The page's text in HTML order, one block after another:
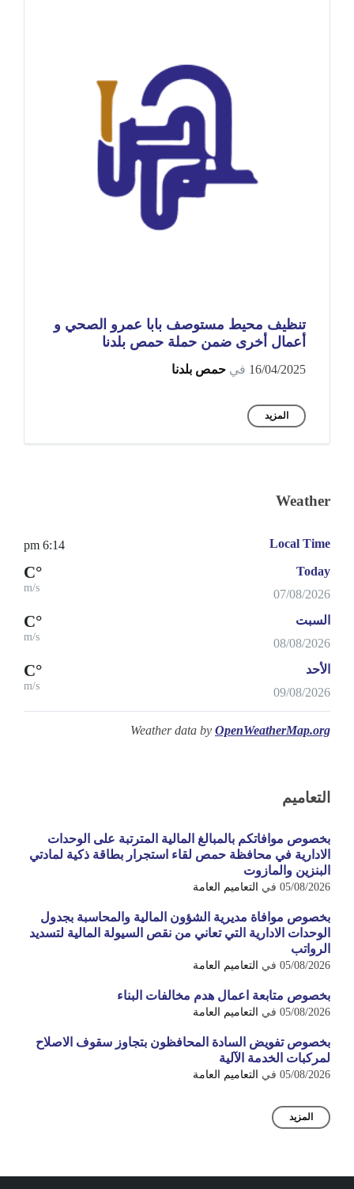
تنظيف محيط مستوصف بابا عمرو الصحي و
أعمال أخرى ضمن حملة حمص بلدنا
16/04/2025 في حمص بلدنا
المزيد
Weather
Local Time
6:14 pm
Today
07/08/2026
°C
m/s
السبت
08/08/2026
°C
m/s
الأحد
09/08/2026
°C
m/s
Weather data by OpenWeatherMap.org
التعاميم
بخصوص موافاتكم بالمبالغ المالية المترتبة على الوحدات
الادارية في محافظة حمص لقاء استجرار بطاقة ذكية لمادتي
البنزين والمازوت
05/08/2026 في التعاميم العامة
بخصوص موافاة مديرية الشؤون المالية والمحاسبة بجدول
الوحدات الادارية التي تعاني من نقص السيولة المالية لتسديد
الرواتب
05/08/2026 في التعاميم العامة
بخصوص متابعة اعمال هدم مخالفات البناء
05/08/2026 في التعاميم العامة
بخصوص تفويض السادة المحافظون بتجاوز سقوف الاصلاح
لمركبات الخدمة الآلية
05/08/2026 في التعاميم العامة
المزيد